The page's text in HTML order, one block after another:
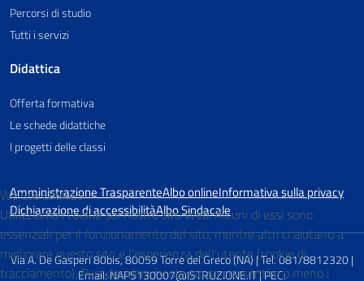
Percorsi di studio
Tutti i servizi
Didattica
Offerta formativa
Le schede didattiche
I progetti delle classi
Amministrazione TrasparenteAlbo onlineInformativa sulla privacy
Dichiarazione di accessibilitàAlbo Sindacale
Via A. De Gasperi 80bis, 80059 Torre del Greco (NA) | Tel. 081/8812320 |
Email: NAPS130007@ISTRUZIONE.IT | PEC:
We use cookies
Utilizziamo i cookie sul nostro sito Web. Alcuni di essi sono
essenziali per il funzionamento del sito, mentre altri ci aiutano a
migliorare questo sito e l'esperienza dell'utente (cookie di
tracciamento). Puoi decidere tu stesso se consentire o meno i